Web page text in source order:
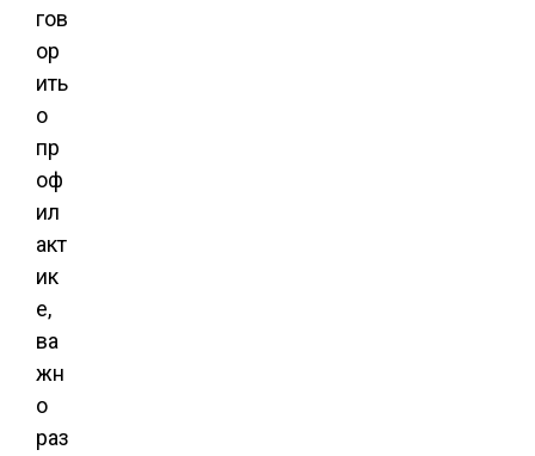
гов
ор
ить
о
пр
оф
ил
акт
ик
е,
ва
жн
о
раз